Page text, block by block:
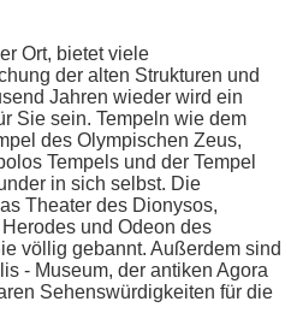
Ort, bietet viele
der alten Strukturen und
Jahren wieder wird ein
Sie sein. Tempeln wie dem
des Olympischen Zeus,
Tempels und der Tempel
in sich selbst. Die
Theater des Dionysos,
und Odeon des
völlig gebannt. Außerdem sind
- Museum, der antiken Agora
Sehenswürdigkeiten für die